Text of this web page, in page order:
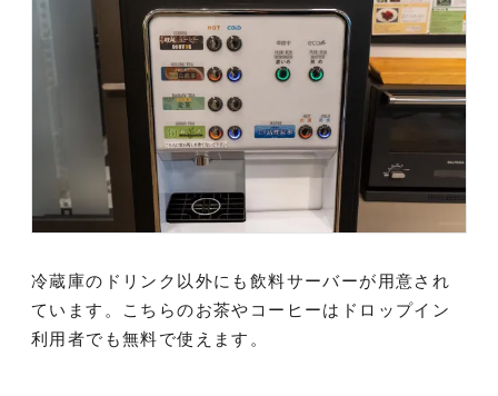
冷蔵庫のドリンク以外にも飲料サーバーが用意され
ています。こちらのお茶やコーヒーはドロップイン
利用者でも無料で使えます。